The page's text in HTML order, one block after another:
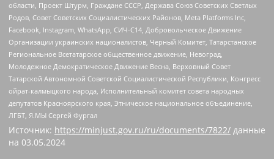
области, Проект Штурм, Граждане СССР, Держава Союз Советских Светлых
Родов, Совет Советских Социалистических Районов, Meta Platforms Inc,
Facebook, Instagram, WhatsApp, СИЧ-С14, Добровольческое Движение
Организации украинских националистов, Черный Комитет, Татарстанское
Региональное Всетатарское общественное движение, Невоград,
Молодежное Демократическое Движение Весна, Верховный Совет
Татарской Автономной Советской Социалистической Республики, Конгресс
ойрат-калмыцкого народа, Исполнительный комитет совета народных
депутатов Красноярского края, Этническое национальное объединение,
ЛГБТ, Я.МЫ Сергей Фургал
Источник: https://minjust.gov.ru/ru/documents/7822/ данные
на 03.05.2024